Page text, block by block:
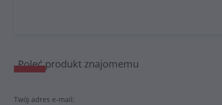
Poleć produkt znajomemu
Twój adres e-mail: